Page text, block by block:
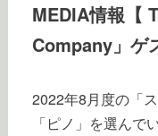
MEDIA情報【
Company」ゲ
2022年8月度の「
「ピノ」を選んで